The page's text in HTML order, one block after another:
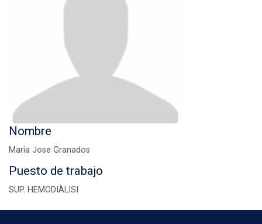
Nombre
Maria Jose Granados
Puesto de trabajo
SUP. HEMODIÀLISI